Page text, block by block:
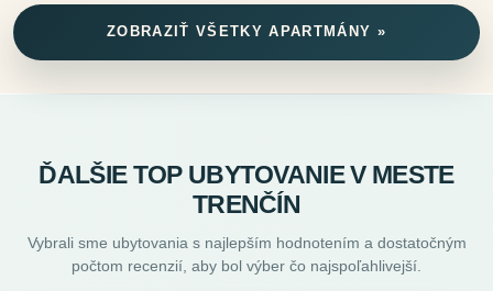
ZOBRAZIŤ VŠETKY APARTMÁNY »
ĎALŠIE TOP UBYTOVANIE V MESTE
TRENČÍN
Vybrali sme ubytovania s najlepším hodnotením a dostatočným
počtom recenzií, aby bol výber čo najspoľahlivejší.